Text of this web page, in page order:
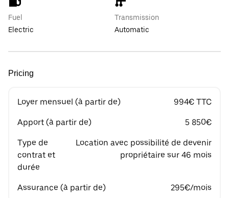
Fuel
Electric
Transmission
Automatic
Pricing
Loyer mensuel (à partir de) 994€ TTC
Apport (à partir de) 5 850€
Type de
contrat et
durée
Location avec possibilité de devenir
propriétaire sur 46 mois
Assurance (à partir de) 295€/mois